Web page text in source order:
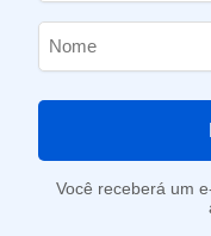
Você receberá um